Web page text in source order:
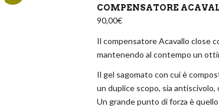
COMPENSATORE
90,00€
Il compensatore Acavallo close
mantenendo al contempo un
Il gel sagomato con cui è
un duplice scopo, sia antiscivolo,
Un grande punto di forza è